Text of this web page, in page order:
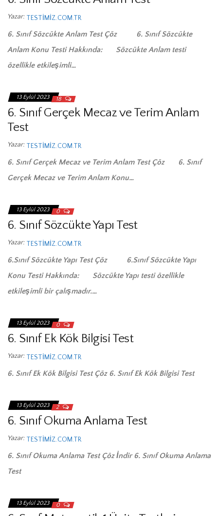
Yazar: TESTIMIZ.COM.TR
6. Sınıf Sözcükte Anlam Test Çöz 6. Sınıf Sözcükte
Anlam Konu Testi Hakkında: Sözcükte Anlam testi
özellikle etkileşimli…
13 Eylül 2023 18
6. Sınıf Gerçek Mecaz ve Terim Anlam
Test
Yazar: TESTIMIZ.COM.TR
6. Sınıf Gerçek Mecaz ve Terim Anlam Test Çöz 6. Sınıf
Gerçek Mecaz ve Terim Anlam Konu…
13 Eylül 2023 0
6. Sınıf Sözcükte Yapı Test
Yazar: TESTIMIZ.COM.TR
6.Sınıf Sözcükte Yapı Test Çöz 6.Sınıf Sözcükte Yapı
Konu Testi Hakkında: Sözcükte Yapı testi özellikle
etkileşimli bir çalışmadır.…
13 Eylül 2023 0
6. Sınıf Ek Kök Bilgisi Test
Yazar: TESTIMIZ.COM.TR
6. Sınıf Ek Kök Bilgisi Test Çöz 6. Sınıf Ek Kök Bilgisi Test
13 Eylül 2023 2
6. Sınıf Okuma Anlama Test
Yazar: TESTIMIZ.COM.TR
6. Sınıf Okuma Anlama Test Çöz İndir 6. Sınıf Okuma Anlama
Test
13 Eylül 2023 0